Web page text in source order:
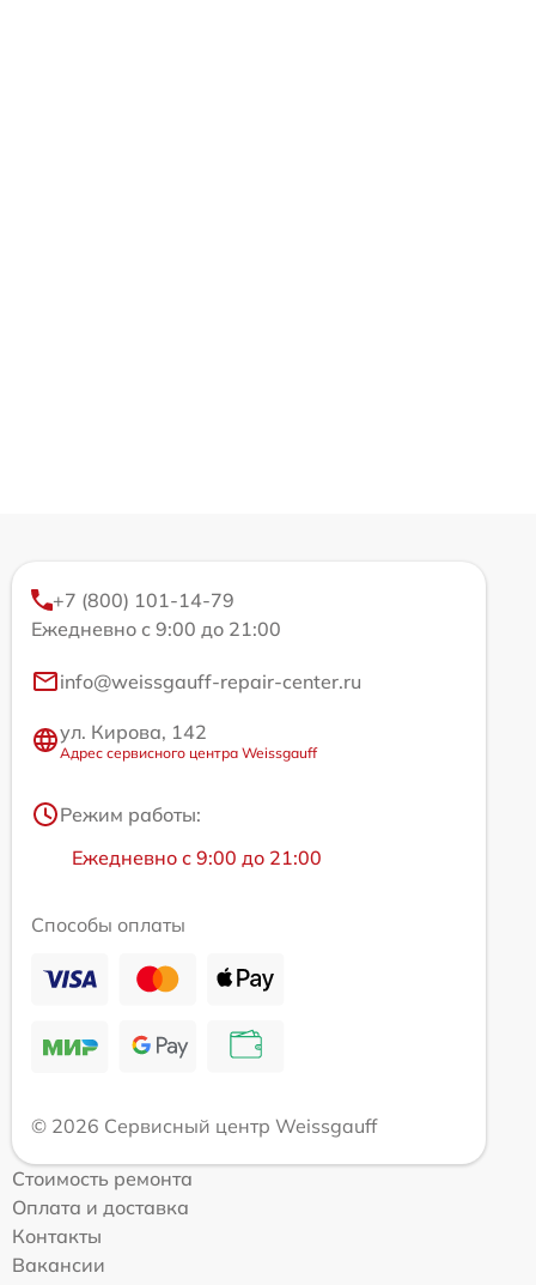
+7 (800) 101-14-79
Ежедневно с 9:00 до 21:00
info@weissgauff-repair-center.ru
ул. Кирова, 142
Адрес сервисного центра Weissgauff
Режим работы:
Ежедневно с 9:00 до 21:00
Способы оплаты
© 2026 Сервисный центр Weissgauff
Стоимость ремонта
Оплата и доставка
Контакты
Вакансии